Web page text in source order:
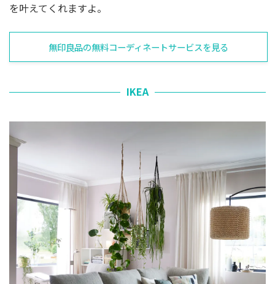
を叶えてくれますよ。
無印良品の無料コーディネートサービスを見る
IKEA